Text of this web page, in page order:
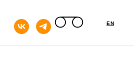
кнопка EN